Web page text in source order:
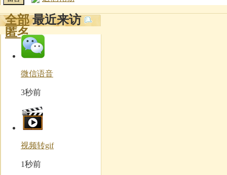
全部最近来访
匿名
微信语音
3秒前
视频转gif
1秒前